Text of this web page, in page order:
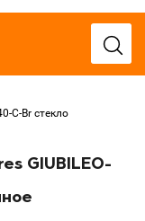
C-Br стекло
GIUBILEO-